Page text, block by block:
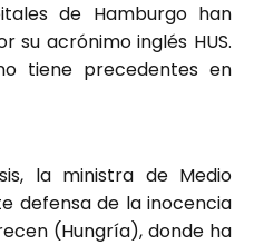
de Hamburgo han
acrónimo inglés HUS.
tiene precedentes en
la ministra de Medio
defensa de la inocencia
(Hungría), donde ha